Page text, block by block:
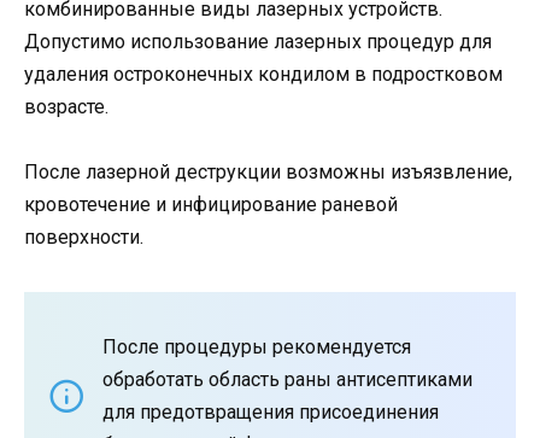
комбинированные виды лазерных устройств.
Допустимо использование лазерных процедур для
удаления остроконечных кондилом в подростковом
возрасте.
После лазерной деструкции возможны изъязвление,
кровотечение и инфицирование раневой
поверхности.
После процедуры рекомендуется
обработать область раны антисептиками
для предотвращения присоединения